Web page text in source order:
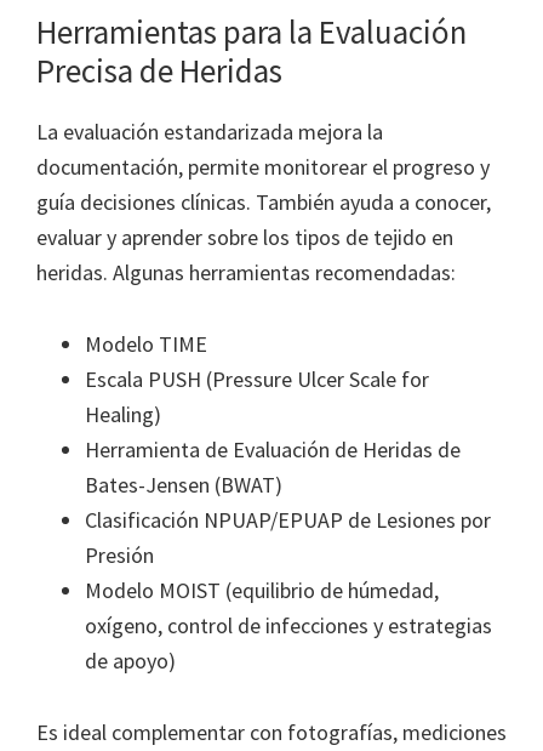
Herramientas para la Evaluación
Precisa de Heridas
La evaluación estandarizada mejora la
documentación, permite monitorear el progreso y
guía decisiones clínicas. También ayuda a conocer,
evaluar y aprender sobre los tipos de tejido en
heridas. Algunas herramientas recomendadas:
Modelo TIME
Escala PUSH (Pressure Ulcer Scale for
Healing)
Herramienta de Evaluación de Heridas de
Bates-Jensen (BWAT)
Clasificación NPUAP/EPUAP de Lesiones por
Presión
Modelo MOIST (equilibrio de húmedad,
oxígeno, control de infecciones y estrategias
de apoyo)
Es ideal complementar con fotografías, mediciones